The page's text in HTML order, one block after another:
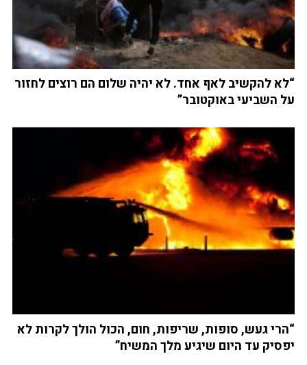
“לא להקשיב לאף אחד. לא יהיה שלום הם רוצים לחזור
על השביעי באוקטובר”
“הרי געש, סופות, שריפות, חום, הכול הולך לקרות לא
יפסיק עד היום שיגיע מלך המשיח”